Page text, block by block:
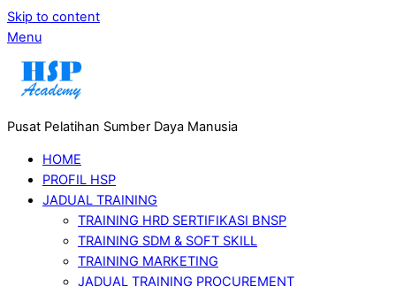
Skip to content
Menu
Pusat Pelatihan Sumber Daya Manusia
HOME
PROFIL HSP
JADUAL TRAINING
TRAINING HRD SERTIFIKASI BNSP
TRAINING SDM & SOFT SKILL
TRAINING MARKETING
JADUAL TRAINING PROCUREMENT